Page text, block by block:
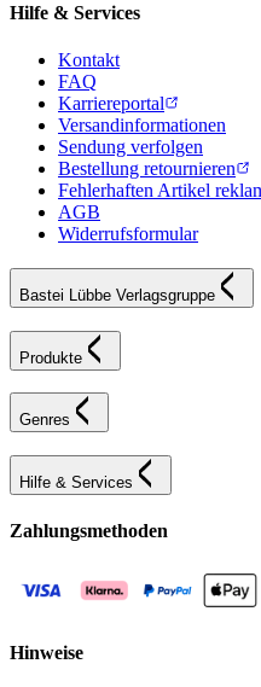
Hilfe & Services
Kontakt
FAQ
Karriereportal
Versandinformationen
Sendung verfolgen
Bestellung retournieren
Fehlerhaften Artikel
AGB
Widerrufsformular
Bastei Lübbe Verlagsgruppe
Produkte
Genres
Hilfe & Services
Zahlungsmethoden
Hinweise